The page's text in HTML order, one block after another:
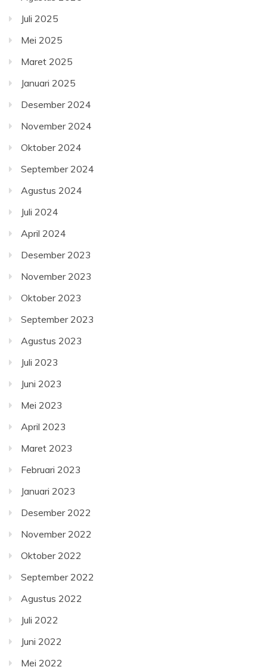
Juli 2025
Mei 2025
Maret 2025
Januari 2025
Desember 2024
November 2024
Oktober 2024
September 2024
Agustus 2024
Juli 2024
April 2024
Desember 2023
November 2023
Oktober 2023
September 2023
Agustus 2023
Juli 2023
Juni 2023
Mei 2023
April 2023
Maret 2023
Februari 2023
Januari 2023
Desember 2022
November 2022
Oktober 2022
September 2022
Agustus 2022
Juli 2022
Juni 2022
Mei 2022